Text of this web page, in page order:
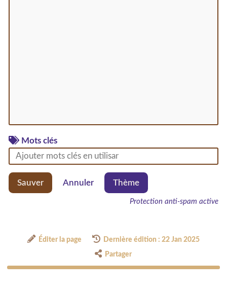
Mots clés
Sauver Annuler Thème
Protection anti-spam active
Éditer la page Dernière édition : 22 Jan 2025
Partager